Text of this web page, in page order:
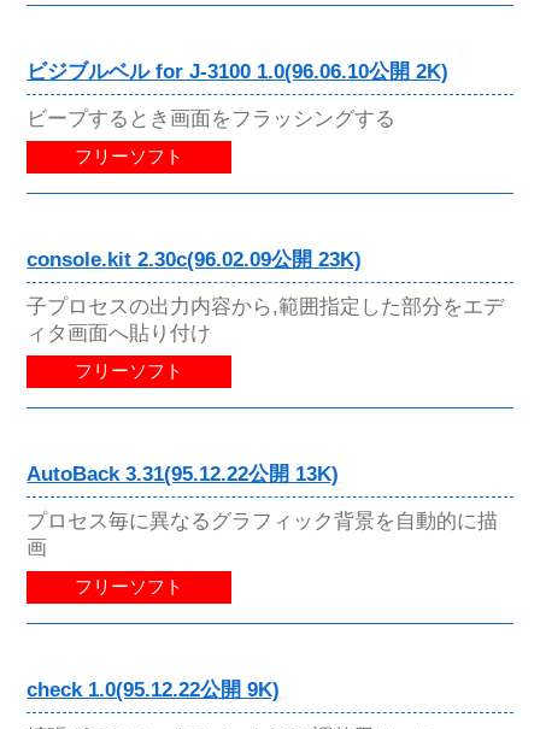
ビジブルベル for J-3100 1.0(96.06.10公開 2K)
ビープするとき画面をフラッシングする
フリーソフト
console.kit 2.30c(96.02.09公開 23K)
子プロセスの出力内容から,範囲指定した部分をエデ
ィタ画面へ貼り付け
フリーソフト
AutoBack 3.31(95.12.22公開 13K)
プロセス毎に異なるグラフィック背景を自動的に描
画
フリーソフト
check 1.0(95.12.22公開 9K)